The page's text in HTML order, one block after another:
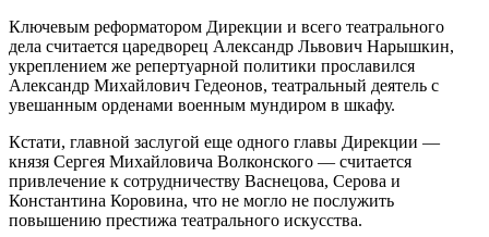
Ключевым реформатором Дирекции и всего театрального
дела считается царедворец Александр Львович Нарышкин,
укреплением же репертуарной политики прославился
Александр Михайлович Гедеонов, театральный деятель с
увешанным орденами военным мундиром в шкафу.
Кстати, главной заслугой еще одного главы Дирекции —
князя Сергея Михайловича Волконского — считается
привлечение к сотрудничеству Васнецова, Серова и
Константина Коровина, что не могло не послужить
повышению престижа театрального искусства.